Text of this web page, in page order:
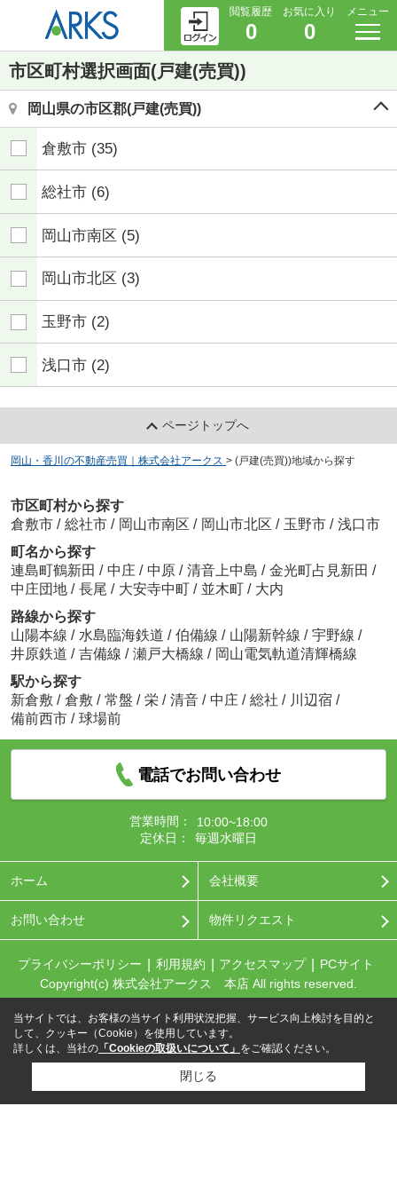
閲覧履歴
0
お気に入り
0
メニュー
市区町村選択画面(戸建(売買))
岡山県の市区郡(戸建(売買))
倉敷市 (35)
総社市 (6)
岡山市南区 (5)
岡山市北区 (3)
玉野市 (2)
浅口市 (2)
ページトップへ
岡山・香川の不動産売買｜株式会社アークス > (戸建(売買))地域から探す
市区町村から探す
倉敷市 / 総社市 / 岡山市南区 / 岡山市北区 / 玉野市 / 浅口市
町名から探す
連島町鶴新田 / 中庄 / 中原 / 清音上中島 / 金光町占見新田 /
中庄団地 / 長尾 / 大安寺中町 / 並木町 / 大内
路線から探す
山陽本線 / 水島臨海鉄道 / 伯備線 / 山陽新幹線 / 宇野線 /
井原鉄道 / 吉備線 / 瀬戸大橋線 / 岡山電気軌道清輝橋線
駅から探す
新倉敷 / 倉敷 / 常盤 / 栄 / 清音 / 中庄 / 総社 / 川辺宿 /
備前西市 / 球場前
電話でお問い合わせ
営業時間：
10:00~18:00
定休日：
毎週水曜日
ホーム 会社概要
お問い合わせ 物件リクエスト
プライバシーポリシー 利用規約 アクセスマップ
PCサイト
Copyright(c) 株式会社アークス 本店 All rights reserved.
当サイトでは、お客様の当サイト利用状況把握、サービス向上検討を目的と
して、クッキー（Cookie）を使用しています。
詳しくは、当社の 「Cookieの取扱いについて」 をご確認ください。
閉じる